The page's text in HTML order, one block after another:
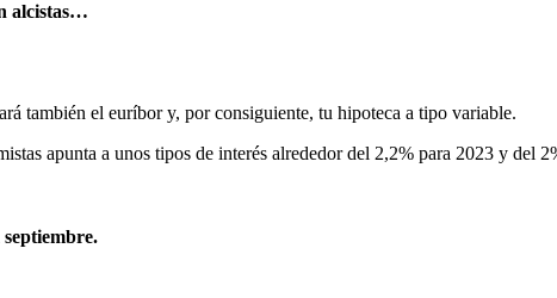
alcistas…
también el euríbor y, por consiguiente, tu hipoteca a tipo variable.
apunta a unos tipos de interés alrededor del 2,2% para 2023 y del